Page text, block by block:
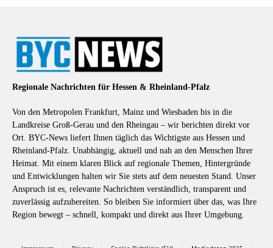
Regionale Nachrichten für Hessen & Rheinland-Pfalz
Von den Metropolen Frankfurt, Mainz und Wiesbaden bis in die
Landkreise Groß-Gerau und den Rheingau – wir berichten direkt vor
Ort. BYC-News liefert Ihnen täglich das Wichtigste aus Hessen und
Rheinland-Pfalz. Unabhängig, aktuell und nah an den Menschen Ihrer
Heimat. Mit einem klaren Blick auf regionale Themen, Hintergründe
und Entwicklungen halten wir Sie stets auf dem neuesten Stand. Unser
Anspruch ist es, relevante Nachrichten verständlich, transparent und
zuverlässig aufzubereiten. So bleiben Sie informiert über das, was Ihre
Region bewegt – schnell, kompakt und direkt aus Ihrer Umgebung.